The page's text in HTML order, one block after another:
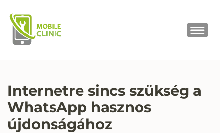
Internetre sincs szükség a
WhatsApp hasznos
újdonságához